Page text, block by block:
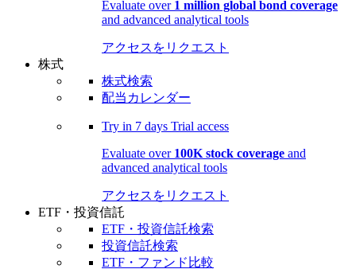
Evaluate over 1 million global bond coverage
and advanced analytical tools
アクセスをリクエスト
株式
株式検索
配当カレンダー
Try in 7 days Trial access
Evaluate over 100K stock coverage and
advanced analytical tools
アクセスをリクエスト
ETF・投資信託
ETF・投資信託検索
投資信託検索
ETF・ファンド比較